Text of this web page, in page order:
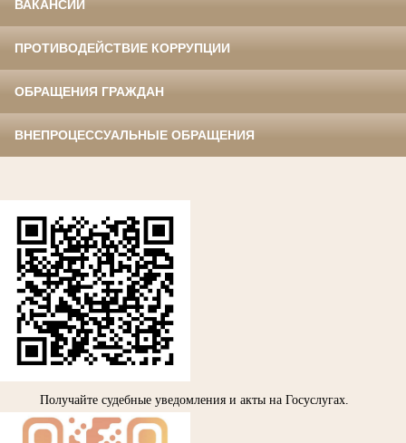
ВАКАНСИИ
ПРОТИВОДЕЙСТВИЕ КОРРУПЦИИ
ОБРАЩЕНИЯ ГРАЖДАН
ВНЕПРОЦЕССУАЛЬНЫЕ ОБРАЩЕНИЯ
Получайте судебные уведомления и акты на Госуслугах.